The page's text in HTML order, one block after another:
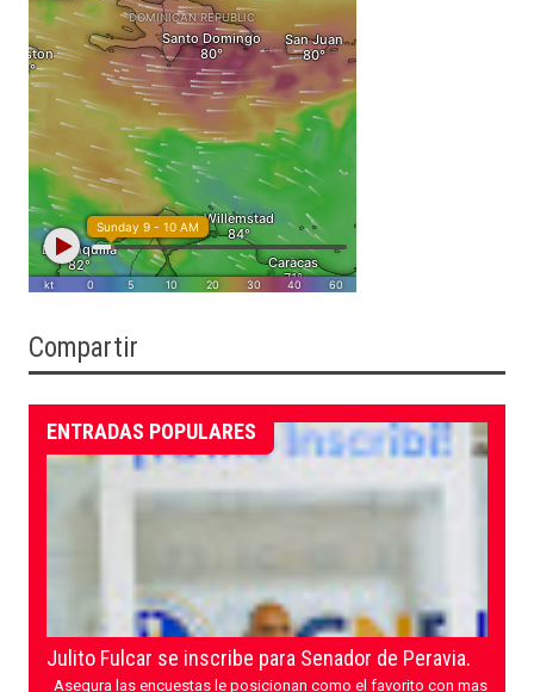
Compartir
ENTRADAS POPULARES
Julito Fulcar se inscribe para Senador de Peravia.
Asegura las encuestas le posicionan como el favorito con mas